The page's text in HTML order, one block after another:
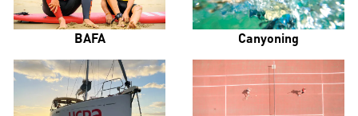
BAFA Canyoning